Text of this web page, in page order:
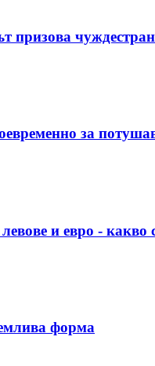
за
и евро - какво
форма